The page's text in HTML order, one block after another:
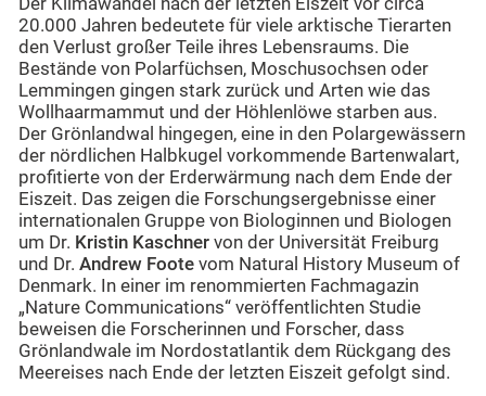
Der Klimawandel nach der letzten Eiszeit vor circa
20.000 Jahren bedeutete für viele arktische Tierarten
den Verlust großer Teile ihres Lebensraums. Die
Bestände von Polarfüchsen, Moschusochsen oder
Lemmingen gingen stark zurück und Arten wie das
Wollhaarmammut und der Höhlenlöwe starben aus.
Der Grönlandwal hingegen, eine in den Polargewässern
der nördlichen Halbkugel vorkommende Bartenwalart,
profitierte von der Erderwärmung nach dem Ende der
Eiszeit. Das zeigen die Forschungsergebnisse einer
internationalen Gruppe von Biologinnen und Biologen
um Dr. Kristin Kaschner von der Universität Freiburg
und Dr. Andrew Foote vom Natural History Museum of
Denmark. In einer im renommierten Fachmagazin
„Nature Communications“ veröffentlichten Studie
beweisen die Forscherinnen und Forscher, dass
Grönlandwale im Nordostatlantik dem Rückgang des
Meereises nach Ende der letzten Eiszeit gefolgt sind.